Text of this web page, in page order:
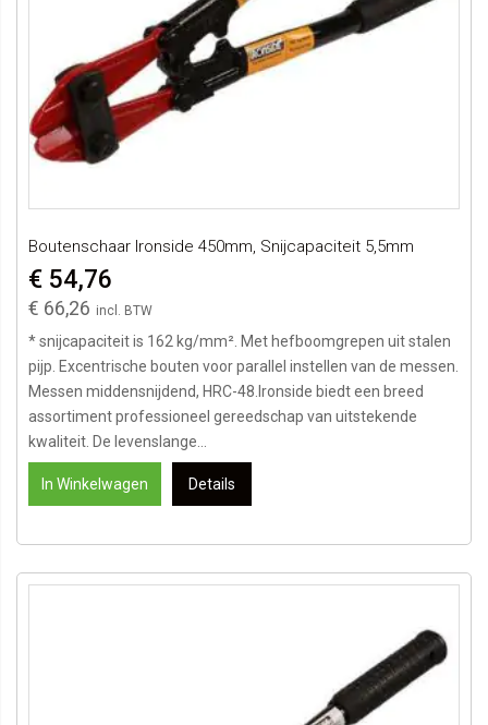
Boutenschaar Ironside 450mm, Snijcapaciteit 5,5mm
€ 66,26
€ 54,76
* snijcapaciteit is 162 kg/mm². Met hefboomgrepen uit stalen
pijp. Excentrische bouten voor parallel instellen van de messen.
Messen middensnijdend, HRC-48.Ironside biedt een breed
assortiment professioneel gereedschap van uitstekende
kwaliteit. De levenslange...
In Winkelwagen Details